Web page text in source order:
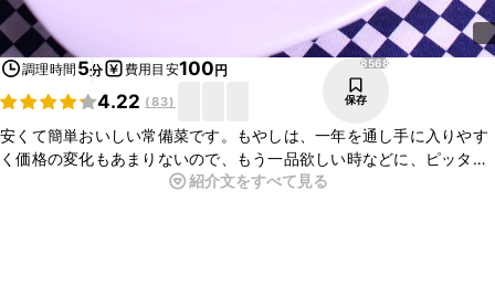
調理時間 5分 費用目安100円
4.22 (83)
8568
保存
安くて簡単おいしい常備菜です。もやしは、一年を通し手に入りやす
く価格の変化もあまりないので、もう一品欲しい時などに、ピッタリ
な料理です。豆苗やニンジン、ネギなどを一緒に和えても美味しく召
紹介文をすべて見る